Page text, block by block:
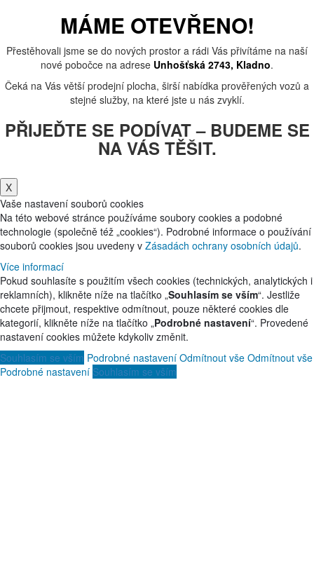
MÁME OTEVŘENO!
Přestěhovali jsme se do nových prostor a rádi Vás přivítáme na naší
nové pobočce na adrese Unhošťská 2743, Kladno.
Čeká na Vás větší prodejní plocha, širší nabídka prověřených vozů a
stejné služby, na které jste u nás zvyklí.
PŘIJEĎTE SE PODÍVAT – BUDEME SE
NA VÁS TĚŠIT.
X
Vaše nastavení souborů cookies
Na této webové stránce používáme soubory cookies a podobné
technologie (společně též „cookies“). Podrobné informace o používání
souborů cookies jsou uvedeny v Zásadách ochrany osobních údajů.
Více informací
Pokud souhlasíte s použitím všech cookies (technických, analytických i
reklamních), klikněte níže na tlačítko „Souhlasím se vším“. Jestliže
chcete přijmout, respektive odmítnout, pouze některé cookies dle
kategorií, klikněte níže na tlačítko „Podrobné nastavení“. Provedené
nastavení cookies můžete kdykoliv změnit.
Souhlasím se vším Podrobné nastavení Odmítnout vše Odmítnout vše
Podrobné nastavení Souhlasím se vším